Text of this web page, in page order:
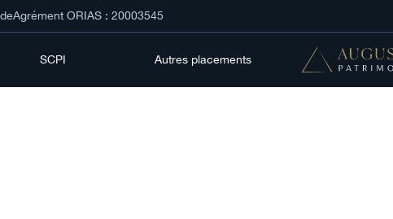
Agrément ORIAS : 20003545
SCPI Autres placements